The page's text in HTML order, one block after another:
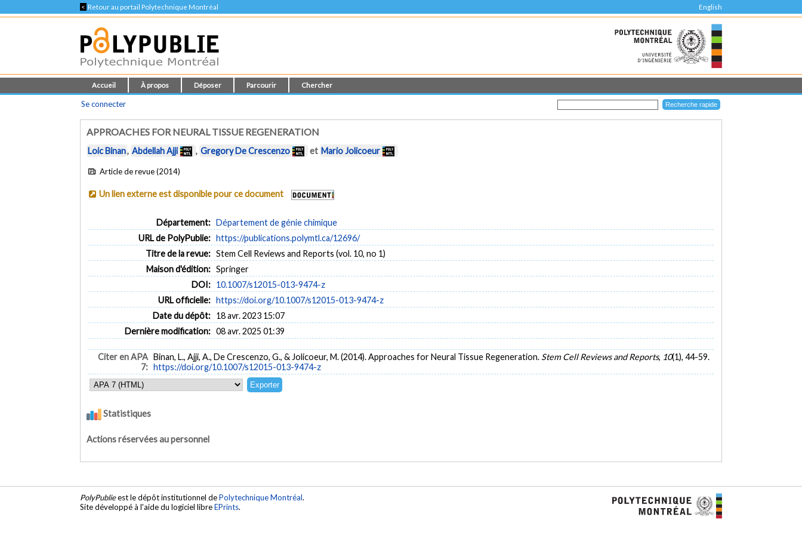
< Retour au portail Polytechnique Montréal English
Accueil À propos Déposer Parcourir Chercher
Se connecter
APPROACHES FOR NEURAL TISSUE REGENERATION
Loic Binan, Abdellah Ajji , Gregory De Crescenzo et Mario Jolicoeur
Article de revue (2014)
Un lien externe est disponible pour ce document
Département: Département de génie chimique
URL de PolyPublie: https://publications.polymtl.ca/12696/
Titre de la revue: Stem Cell Reviews and Reports (vol. 10, no 1)
Maison d'édition: Springer
DOI: 10.1007/s12015-013-9474-z
URL officielle: https://doi.org/10.1007/s12015-013-9474-z
Date du dépôt: 18 avr. 2023 15:07
Dernière modification: 08 avr. 2025 01:39
Citer en APA
7:
Binan, L., Ajji, A., De Crescenzo, G., & Jolicoeur, M. (2014). Approaches for Neural Tissue Regeneration. Stem Cell Reviews and Reports, 10(1), 44-59.
https://doi.org/10.1007/s12015-013-9474-z
Statistiques
Actions réservées au personnel
PolyPublieest le dépôt institutionnel dePolytechnique Montréal.
Site développé à l'aide du logiciel libreEPrints.